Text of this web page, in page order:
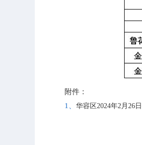
附件：
1、 华容区2024年2月26